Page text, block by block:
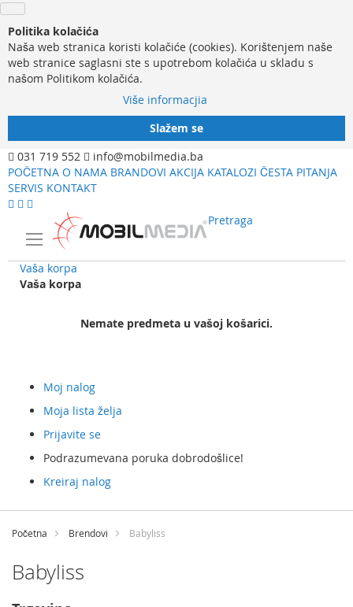
Politika kolačića
Naša web stranica koristi kolačiće (cookies). Korištenjem naše
web stranice saglasni ste s upotrebom kolačića u skladu s
našom Politikom kolačića.
Više informacjia
Slažem se
031 719 552
info@mobilmedia.ba
POČETNA O NAMA BRANDOVI AKCIJA KATALOZI ČESTA PITANJA
SERVIS KONTAKT
Pretraga
Vaša korpa
Vaša korpa
Nemate predmeta u vašoj košarici.
Moj nalog
Moja lista želja
Prijavite se
Podrazumevana poruka dobrodošlice!
Kreiraj nalog
na
Početna Brendovi Babyliss
Babyliss